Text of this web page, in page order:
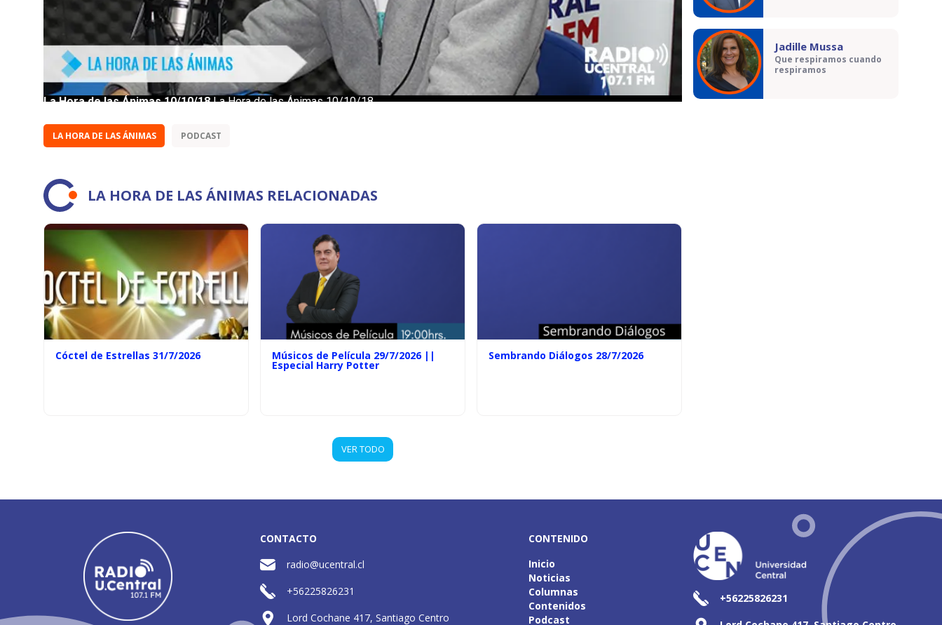
LA HORA DE LAS ÁNIMAS PODCAST
LA HORA DE LAS ÁNIMAS RELACIONADAS
Cóctel de Estrellas 31/7/2026 Músicos de Película 29/7/2026 ||
Especial Harry Potter
Sembrando Diálogos 28/7/2026
VER TODO
Jadille Mussa
Que respiramos cuando
respiramos
CONTACTO
radio@ucentral.cl
+56225826231
Lord Cochane 417, Santiago Centro
CONTENIDO
Inicio
Noticias
Columnas
Contenidos
Podcast
+56225826231